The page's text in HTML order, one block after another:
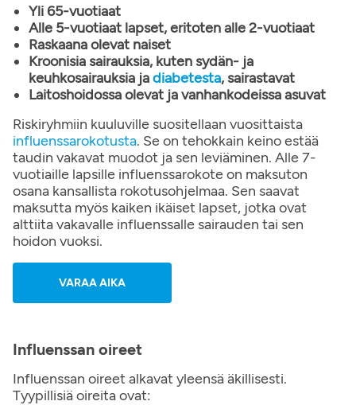
Yli 65-vuotiaat
Alle 5-vuotiaat lapset, eritoten alle 2-vuotiaat
Raskaana olevat naiset
Kroonisia sairauksia, kuten sydän- ja
keuhkosairauksia jadiabetesta, sairastavat
Laitoshoidossa olevat ja vanhankodeissa asuvat
Riskiryhmiin kuuluville suositellaan vuosittaista
influenssarokotusta. Se on tehokkain keino estää
taudin vakavat muodot ja sen leviäminen. Alle 7-
vuotiaille lapsille influenssarokote on maksuton
osana kansallista rokotusohjelmaa. Sen saavat
maksutta myös kaiken ikäiset lapset, jotka ovat
alttiita vakavalle influenssalle sairauden tai sen
hoidon vuoksi.
VARAA AIKA
Influenssan oireet
Influenssan oireet alkavat yleensä äkillisesti.
Tyypillisiä oireita ovat: